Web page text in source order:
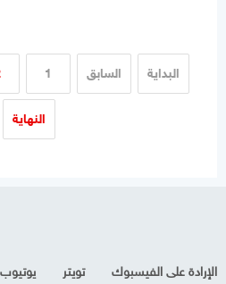
البداية السابق 1
النهاية
الإرادة على الفيسبوك تويتر يوتيوب